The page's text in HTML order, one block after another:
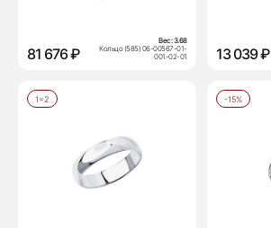
81 676 ₽
Вес:3.68
Кольцо (585) 06-00567-01-
001-02-01
13 039 ₽
1=2 -15%